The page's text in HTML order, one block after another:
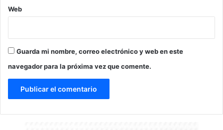
Web
Guarda mi nombre, correo electrónico y web en este
navegador para la próxima vez que comente.